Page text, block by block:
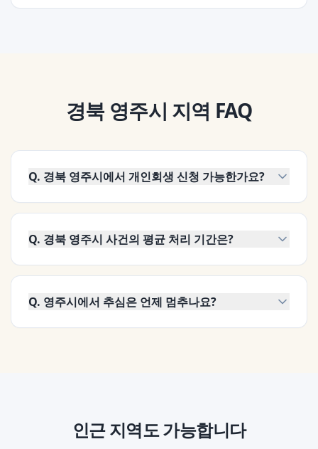
경북 영주시 지역 FAQ
Q. 경북 영주시에서 개인회생 신청 가능한가요?
Q. 경북 영주시 사건의 평균 처리 기간은?
Q. 영주시에서 추심은 언제 멈추나요?
인근 지역도 가능합니다